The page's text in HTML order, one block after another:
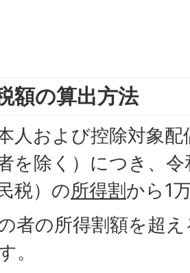
額の算出方法
人および控除対象配
を除く）につき、
税）の所得割から1
者の所得割額を超
。